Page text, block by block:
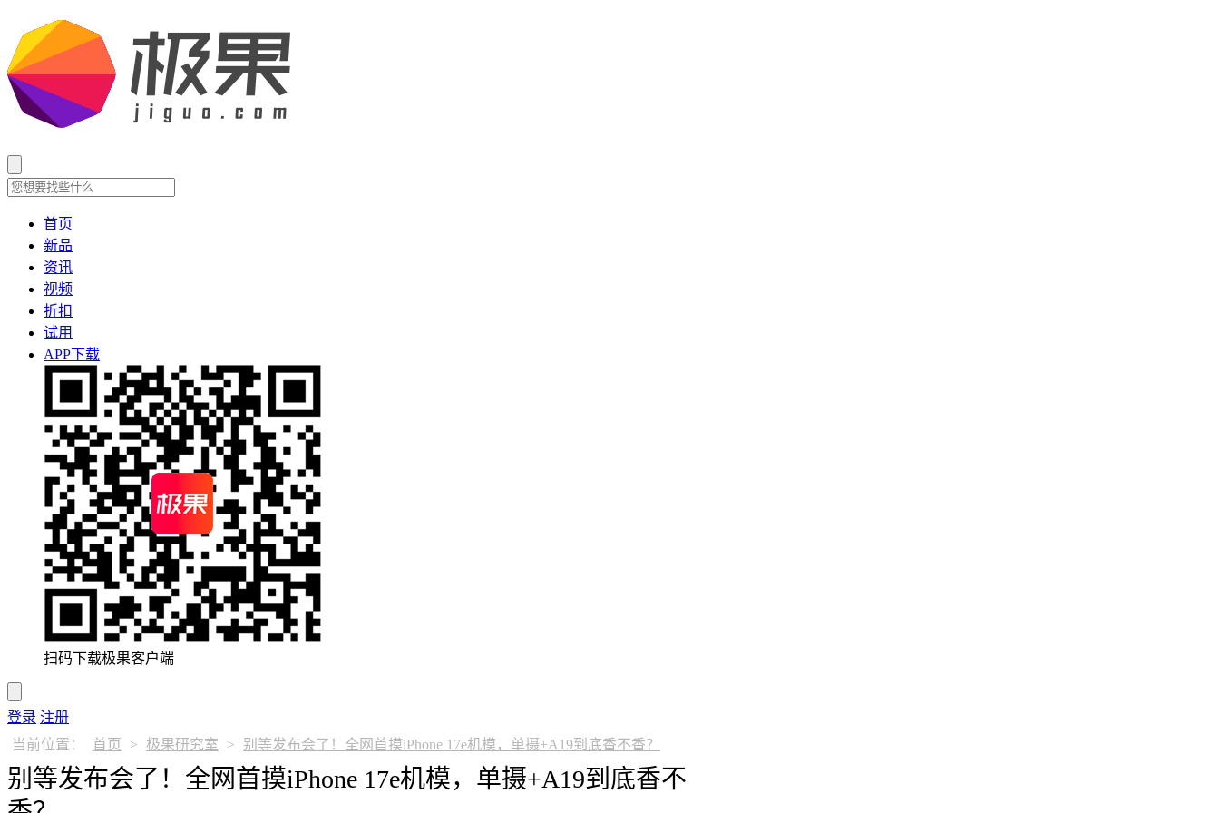
首页
新品
资讯
视频
折扣
试用
APP下载
扫码下载极果客户端
登录 注册
当前位置：
首页 > 极果研究室 > 别等发布会了！全网首摸iPhone 17e机模，单摄+A19到底香不香？
别等发布会了！全网首摸iPhone 17e机模，单摄+A19到底香不